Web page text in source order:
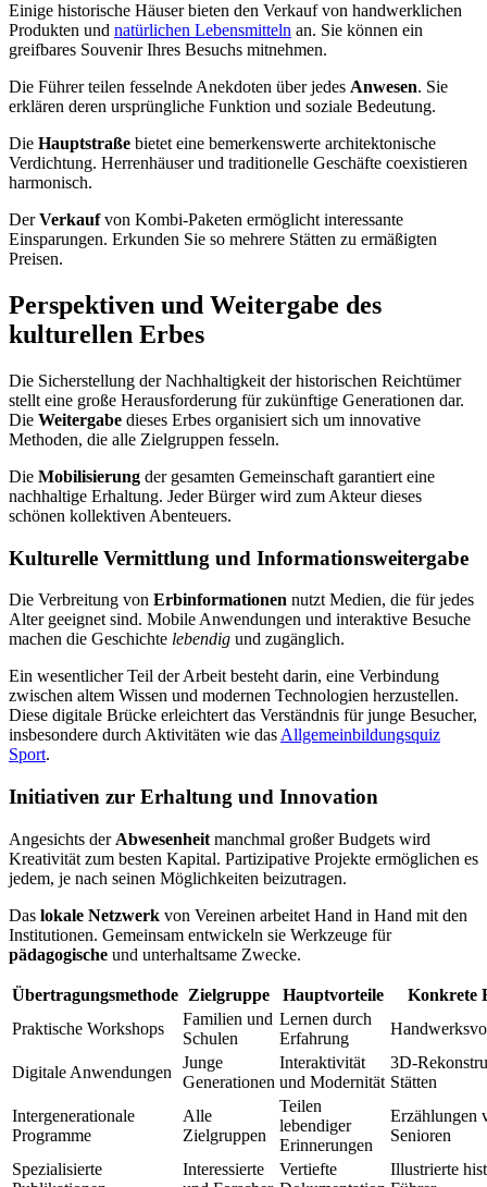
Einige historische Häuser bieten den Verkauf von handwerklichen
Produkten und natürlichen Lebensmitteln an. Sie können ein
greifbares Souvenir Ihres Besuchs mitnehmen.
Die Führer teilen fesselnde Anekdoten über jedes Anwesen. Sie
erklären deren ursprüngliche Funktion und soziale Bedeutung.
Die Hauptstraße bietet eine bemerkenswerte architektonische
Verdichtung. Herrenhäuser und traditionelle Geschäfte coexistieren
harmonisch.
DerVerkaufvon Kombi-Paketen ermöglicht interessante
Einsparungen. Erkunden Sie so mehrere Stätten zu ermäßigten
Preisen.
Perspektiven und Weitergabe des
kulturellen Erbes
Die Sicherstellung der Nachhaltigkeit der historischen Reichtümer
stellt eine große Herausforderung für zukünftige Generationen dar.
Die Weitergabe dieses Erbes organisiert sich um innovative
Methoden, die alle Zielgruppen fesseln.
Die Mobilisierung der gesamten Gemeinschaft garantiert eine
nachhaltige Erhaltung. Jeder Bürger wird zum Akteur dieses
schönen kollektiven Abenteuers.
Kulturelle Vermittlung und Informationsweitergabe
Die Verbreitung von Erbinformationen nutzt Medien, die für jedes
Alter geeignet sind. Mobile Anwendungen und interaktive Besuche
machen die Geschichte lebendig und zugänglich.
Ein wesentlicher Teil der Arbeit besteht darin, eine Verbindung
zwischen altem Wissen und modernen Technologien herzustellen.
Diese digitale Brücke erleichtert das Verständnis für junge Besucher,
insbesondere durch Aktivitäten wie das Allgemeinbildungsquiz
Sport.
Initiativen zur Erhaltung und Innovation
Angesichts der Abwesenheit manchmal großer Budgets wird
Kreativität zum besten Kapital. Partizipative Projekte ermöglichen es
jedem, je nach seinen Möglichkeiten beizutragen.
Das lokale Netzwerk von Vereinen arbeitet Hand in Hand mit den
Institutionen. Gemeinsam entwickeln sie Werkzeuge für
pädagogische und unterhaltsame Zwecke.
Übertragungsmethode Zielgruppe Hauptvorteile
Konkrete
Praktische Workshops
Familien und
Schulen
Lernen durch
Erfahrung
Digitale Anwendungen
Junge
Generationen
Interaktivität
und Modernität
3D-
Stätten
Intergenerationale
Programme
Alle
Zielgruppen
Teilen
lebendiger
Erinnerungen
Erzählungen
Senioren
Spezialisierte
Interessierte
Vertiefte
Illustrierte